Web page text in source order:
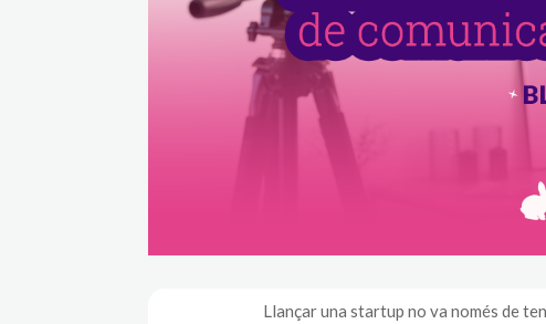
Llançar una startup no va només de